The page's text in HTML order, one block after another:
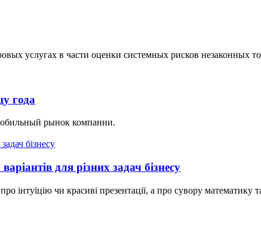
услугах в части оценки системных рисков незаконных
года
рынок компании.
для різних задач бізнесу
інтуїцію чи красиві презентації, а про сувору математику